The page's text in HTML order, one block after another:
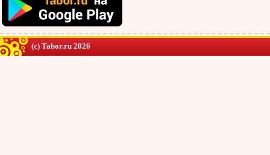
(c) Tabor.ru 2026